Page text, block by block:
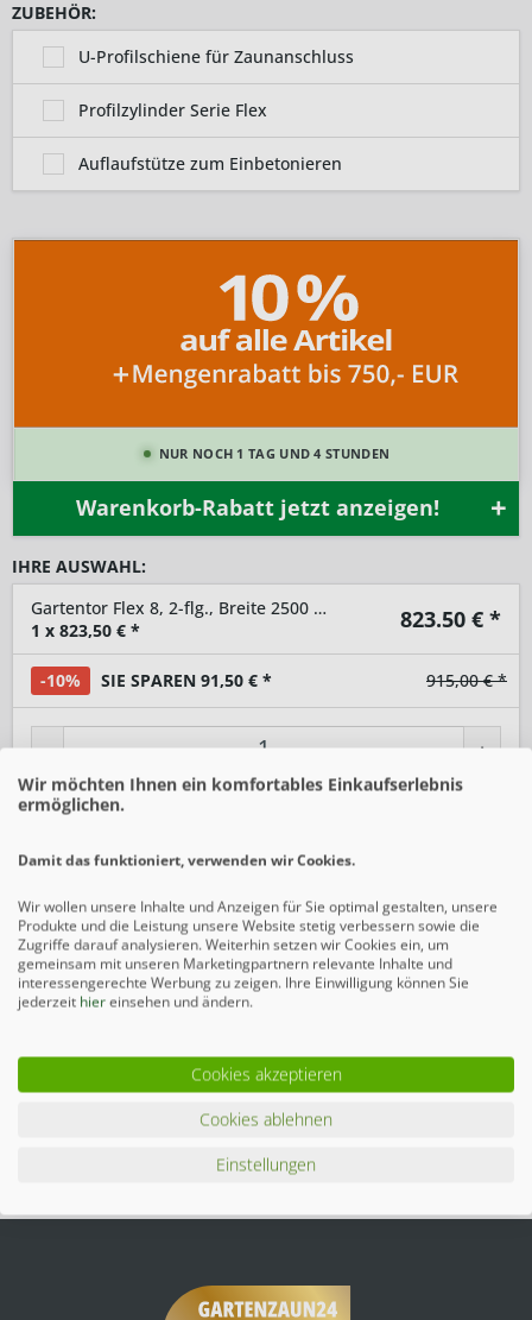
ZUBEHÖR:
U-Profilschiene für Zaunanschluss
Profilzylinder Serie Flex
Auflaufstütze zum Einbetonieren
NUR NOCH 1 TAG UND 4 STUNDEN
Warenkorb-Rabatt jetzt anzeigen!
IHRE AUSWAHL:
Gartentor Flex 8, 2-flg., Breite 2500 mm
1 x 823,50 € * 823.50 € *
-10% SIE SPAREN 91,50 € * 915,00 € *
- +
Preise inkl. gesetzlicher MwSt.zzgl. Versandkosten
Merken
Beschreibung
Anpassbarkeit zu den beliebtesten Toren in...mehr
Wir möchten Ihnen ein komfortables Einkaufserlebnis
ermöglichen.
Damit das funktioniert, verwenden wir Cookies.
Wir wollen unsere Inhalte und Anzeigen für Sie optimal gestalten, unsere
Produkte und die Leistung unsere Website stetig verbessern sowie die
Zugriffe darauf analysieren. Weiterhin setzen wir Cookies ein, um
gemeinsam mit unseren Marketingpartnern relevante Inhalte und
interessengerechte Werbung zu zeigen. Ihre Einwilligung können Sie
jederzeit hiereinsehen und ändern.
Cookies akzeptieren
Cookies ablehnen
Einstellungen